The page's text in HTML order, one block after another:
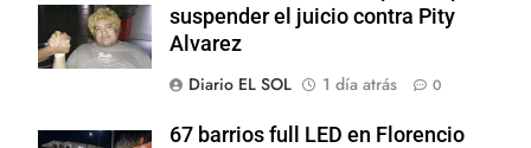
suspender el juicio contra Pity
Alvarez
Diario EL SOL
1 día atrás 0
67 barrios full LED en Florencio